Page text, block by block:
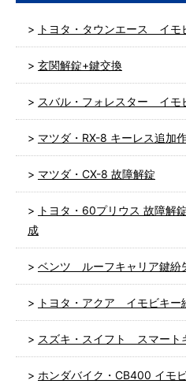
トヨタ・タウンエース イモ
玄関解錠+鍵交換
スバル・フォレスター イモ
マツダ・RX-8 キーレス追加
マツダ・CX-8 故障解錠
トヨタ・60プリウス 故障解
成
ベンツ ルーフキャリア鍵紛
トヨタ・アクア イモビキー
スズキ・スイフト スマート
ホンダバイク・CB400 イモ